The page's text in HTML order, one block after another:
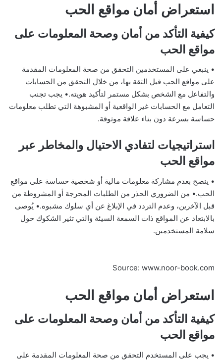
استعراض أمان مواقع الحب
كيفية التأكد من أمان وصحة المعلومات على
مواقع الحب
• ينبغي على المستخدمين التحقق من صحة المعلومات المقدمة
على مواقع الحب قبل الثقة بها، من خلال التحقق من الحسابات
والتفاعل مع الشخص بشكل مستمر لتأكيد هويته.• يجب تجنب
التعامل مع الحسابات غير الواقعية أو المشبوهة التي تطلب معلومات
حساسة بسرعة دون بناء علاقة موثوقة.
استراتيجيات لتفادي الاحتيال والمخاطر عبر
مواقع الحب
• ينصح بعدم مشاركة معلومات مالية أو شخصية حساسة على مواقع
الحب.• من الضروري الحذر من الطلبات المحرجة أو المشروطة من
قبل الآخرين، وعدم التردد في الإبلاغ عن أي سلوك مشبوه.• يُوصى
بالابتعاد عن المواقع ذات السمعة السيئة والتي تثير الشكوك حول
سلامة المستخدمين.
Source: www.noor-book.com
استعراض أمان مواقع الحب
كيفية التأكد من أمان وصحة المعلومات على
مواقع الحب
• يجب على المستخدم التحقق من صحة المعلومات المقدمة على